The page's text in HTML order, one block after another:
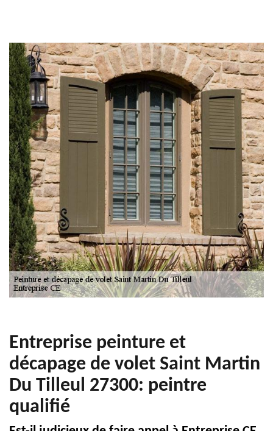
Entreprise peinture et
décapage de volet Saint Martin
Du Tilleul 27300: peintre
qualifié